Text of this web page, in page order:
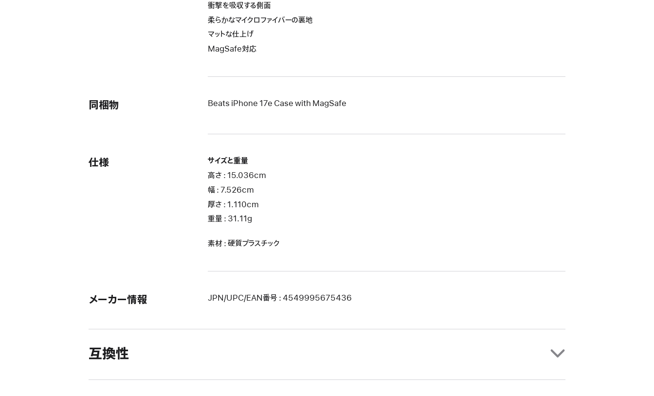
衝撃を吸収する側面
柔らかなマイクロファイバーの裏地
マットな仕上げ
MagSafe対応
同梱物 Beats iPhone 17e Case with MagSafe
仕様
サイズと重量
高さ : 15.036cm
幅 : 7.526cm
厚さ : 1.110cm
重量 : 31.11g
素材 : 硬質プラスチック
メーカー情報 JPN/UPC/EAN番号 : 4549995675436
互換性